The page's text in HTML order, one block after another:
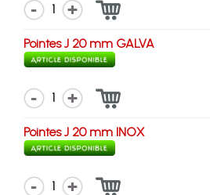
1
Pointes J 20 mm GALVA
1
Pointes J 20 mm INOX
1